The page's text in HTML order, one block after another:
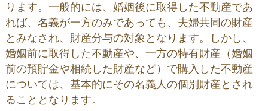
ります。一般的には、婚姻後に取得した不動産であ
れば、名義が一方のみであっても、夫婦共同の財産
とみなされ、財産分与の対象となります。しかし、
婚姻前に取得した不動産や、一方の特有財産（婚姻
前の預貯金や相続した財産など）で購入した不動産
については、基本的にその名義人の個別財産とされ
ることとなります。